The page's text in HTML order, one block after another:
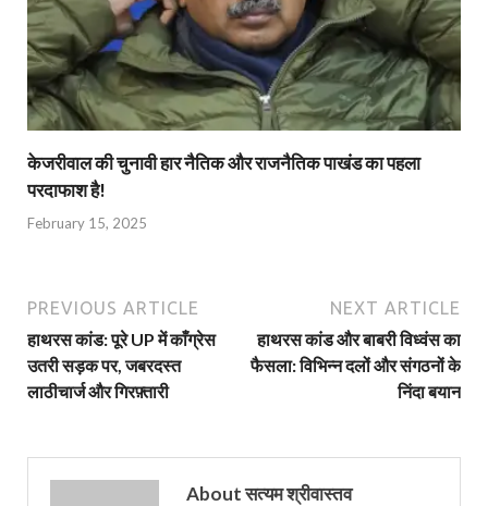
केजरीवाल की चुनावी हार नैतिक और राजनैतिक पाखंड का पहला
परदाफाश है!
February 15, 2025
PREVIOUS ARTICLE
हाथरस कांड: पूरे UP में काँग्रेस
उतरी सड़क पर, जबरदस्त
लाठीचार्ज और गिरफ़्तारी
NEXT ARTICLE
हाथरस कांड और बाबरी विध्वंस का
फैसला: विभिन्न दलों और संगठनों के
निंदा बयान
About सत्यम श्रीवास्तव